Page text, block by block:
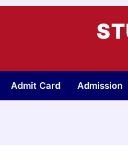
Admit Card Admission